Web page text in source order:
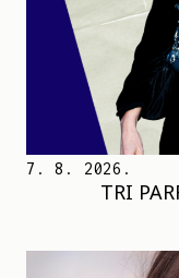
7. 8. 2026.
TRI